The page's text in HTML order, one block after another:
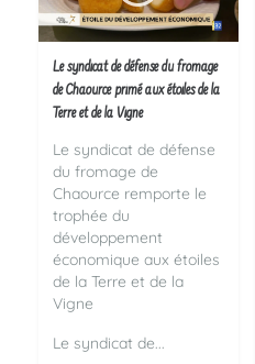
Le syndicat de défense du fromage
de Chaource primé aux étoiles de la
Terre et de la Vigne
Le syndicat de défense
du fromage de
Chaource remporte le
trophée du
développement
économique aux étoiles
de la Terre et de la
Vigne
Le syndicat de...